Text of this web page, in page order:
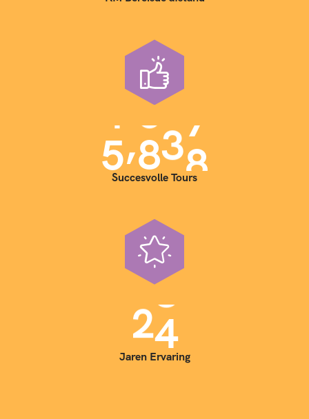
7,
5
8
0
6
2
00
Succesvolle Tours
1
2
3
7
8
9
0
3
4
5
Jaren Ervaring